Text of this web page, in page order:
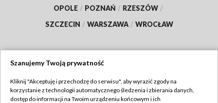
OPOLE / POZNAŃ / RZESZÓW /
SZCZECIN / WARSZAWA / WROCŁAW
TVP
Szanujemy Twoją prywatność
Kliknij "Akceptuję i przechodzę do serwisu", aby wyrazić zgody na
korzystanie z technologii automatycznego śledzenia i zbierania danych,
dostęp do informacji na Twoim urządzeniu końcowym i ich